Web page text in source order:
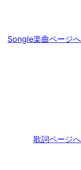
Songle楽曲ページへ
歌詞ページへ